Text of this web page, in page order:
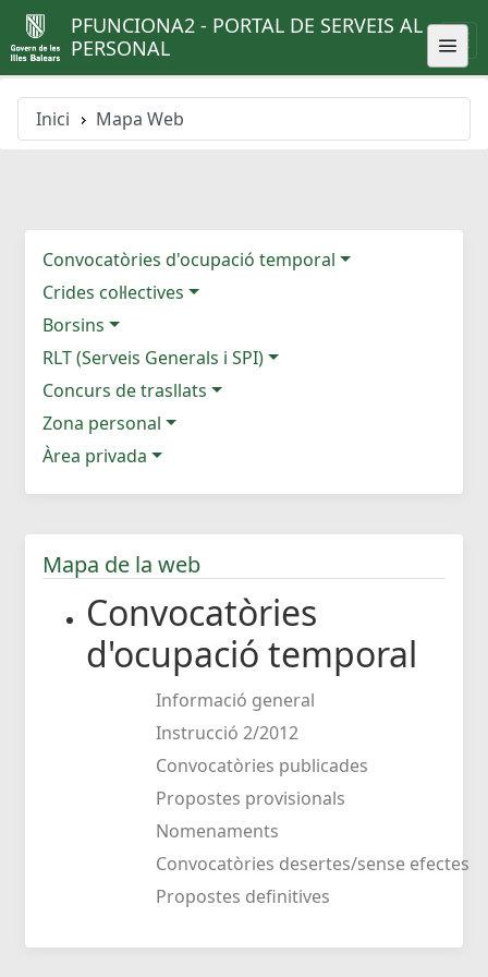
PFUNCIONA2 - PORTAL DE SERVEIS AL
PERSONAL
Inici Mapa Web
Convocatòries d'ocupació temporal
Crides col·lectives
Borsins
RLT (Serveis Generals i SPI)
Concurs de trasllats
Zona personal
Àrea privada
Mapa de la web
Convocatòries
d'ocupació temporal
Informació general
Instrucció 2/2012
Convocatòries publicades
Propostes provisionals
Nomenaments
Convocatòries desertes/sense efectes
Propostes definitives